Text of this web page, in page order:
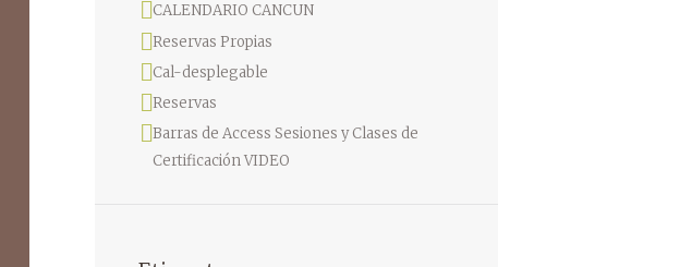
CALENDARIO CANCUN
Reservas Propias
Cal-desplegable
Reservas
Barras de Access Sesiones y Clases de
Certificación VIDEO